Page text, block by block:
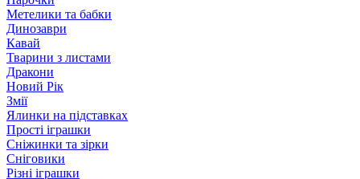
Метелики та бабки
Динозаври
Кавай
Тварини з листами
Дракони
Новий Рік
Змії
Ялинки на підставках
Прості іграшки
Сніжинки та зірки
Сніговики
Різні іграшки